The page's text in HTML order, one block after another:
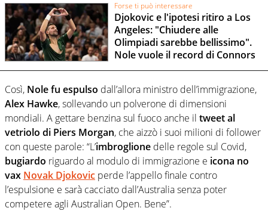
Forse ti può interessare
Djokovic e l'ipotesi ritiro a Los
Angeles: "Chiudere alle
Olimpiadi sarebbe bellissimo".
Nole vuole il record di Connors
Così, Nole fu espulso dall’allora ministro dell’immigrazione,
Alex Hawke, sollevando un polverone di dimensioni
mondiali. A gettare benzina sul fuoco anche il tweet al
vetriolo di Piers Morgan, che aizzò i suoi milioni di follower
con queste parole: “L’imbroglione delle regole sul Covid,
bugiardo riguardo al modulo di immigrazione e icona no
vax Novak Djokovic perde l’appello finale contro
l’espulsione e sarà cacciato dall’Australia senza poter
competere agli Australian Open. Bene”.